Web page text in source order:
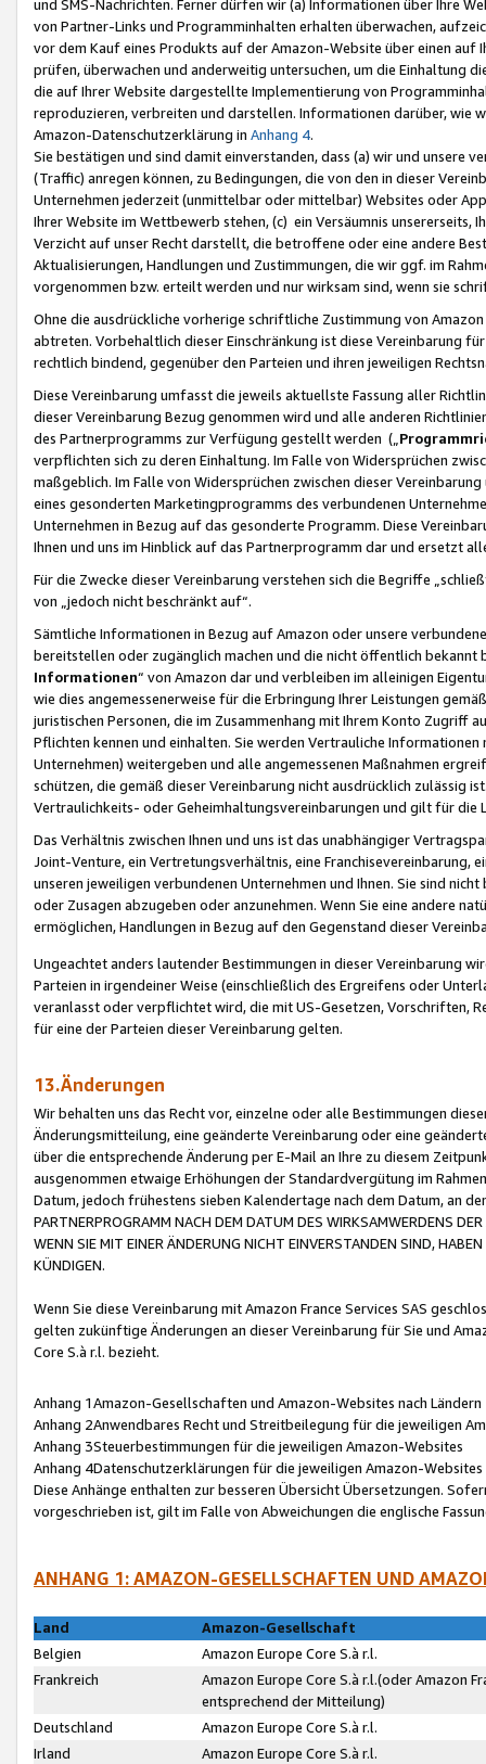
und SMS-Nachrichten. Ferner dürfen wir (a) Informationen über Ihre
von Partner-Links und Programminhalten erhalten überwachen,
vor dem Kauf eines Produkts auf der Amazon-Website über einen
prüfen, überwachen und anderweitig untersuchen, um die Einhaltung
die auf Ihrer Website dargestellte Implementierung von
reproduzieren, verbreiten und darstellen. Informationen darüber, wie
Amazon-Datenschutzerklärung in Anhang 4.
Sie bestätigen und sind damit einverstanden, dass (a) wir und
(Traffic) anregen können, zu Bedingungen, die von den in dieser
Unternehmen jederzeit (unmittelbar oder mittelbar) Websites oder
Ihrer Website im Wettbewerb stehen, (c) ein Versäumnis unsererseits,
Verzicht auf unser Recht darstellt, die betroffene oder eine andere
Aktualisierungen, Handlungen und Zustimmungen, die wir ggf. im
vorgenommen bzw. erteilt werden und nur wirksam sind, wenn sie
Ohne die ausdrückliche vorherige schriftliche Zustimmung von
abtreten. Vorbehaltlich dieser Einschränkung ist diese Vereinbarung
rechtlich bindend, gegenüber den Parteien und ihren jeweiligen
Diese Vereinbarung umfasst die jeweils aktuellste Fassung aller
dieser Vereinbarung Bezug genommen wird und alle anderen
des Partnerprogramms zur Verfügung gestellt werden („
verpflichten sich zu deren Einhaltung. Im Falle von Widersprüchen
maßgeblich. Im Falle von Widersprüchen zwischen dieser
eines gesonderten Marketingprogramms des verbundenen
Unternehmen in Bezug auf das gesonderte Programm. Diese
Ihnen und uns im Hinblick auf das Partnerprogramm dar und ersetzt
Für die Zwecke dieser Vereinbarung verstehen sich die Begriffe
von „jedoch nicht beschränkt auf“.
Sämtliche Informationen in Bezug auf Amazon oder unsere
bereitstellen oder zugänglich machen und die nicht öffentlich
Informationen“ von Amazon dar und verbleiben im alleinigen
wie dies angemessenerweise für die Erbringung Ihrer Leistungen
juristischen Personen, die im Zusammenhang mit Ihrem Konto
Pflichten kennen und einhalten. Sie werden Vertrauliche
Unternehmen) weitergeben und alle angemessenen Maßnahmen
schützen, die gemäß dieser Vereinbarung nicht ausdrücklich zulässig
Vertraulichkeits- oder Geheimhaltungsvereinbarungen und gilt für die
Das Verhältnis zwischen Ihnen und uns ist das unabhängiger
Joint-Venture, ein Vertretungsverhältnis, eine Franchisevereinbarung,
unseren jeweiligen verbundenen Unternehmen und Ihnen. Sie sind
oder Zusagen abzugeben oder anzunehmen. Wenn Sie eine andere
ermöglichen, Handlungen in Bezug auf den Gegenstand dieser
Ungeachtet anders lautender Bestimmungen in dieser Vereinbarung
Parteien in irgendeiner Weise (einschließlich des Ergreifens oder
veranlasst oder verpflichtet wird, die mit US-Gesetzen, Vorschriften,
für eine der Parteien dieser Vereinbarung gelten.
13.Änderungen
Wir behalten uns das Recht vor, einzelne oder alle Bestimmungen
Änderungsmitteilung, eine geänderte Vereinbarung oder eine
über die entsprechende Änderung per E-Mail an Ihre zu diesem
ausgenommen etwaige Erhöhungen der Standardvergütung im
Datum, jedoch frühestens sieben Kalendertage nach dem Datum, an
PARTNERPROGRAMM NACH DEM DATUM DES WIRKSAMWERDENS
WENN SIE MIT EINER ÄNDERUNG NICHT EINVERSTANDEN SIND,
KÜNDIGEN.
Wenn Sie diese Vereinbarung mit Amazon France Services SAS
gelten zukünftige Änderungen an dieser Vereinbarung für Sie und
Core S.à r.l. bezieht.
Anhang 1Amazon-Gesellschaften und Amazon-Websites nach Ländern
Anhang 2Anwendbares Recht und Streitbeilegung für die jeweiligen
Anhang 3Steuerbestimmungen für die jeweiligen Amazon-Websites
Anhang 4Datenschutzerklärungen für die jeweiligen Amazon-Websites
Diese Anhänge enthalten zur besseren Übersicht Übersetzungen.
vorgeschrieben ist, gilt im Falle von Abweichungen die englische
ANHANG 1: AMAZON-GESELLSCHAFTEN UND
Land
Amazon-Gesellschaft
Belgien
Amazon Europe Core S.à r.l.
Frankreich
Amazon Europe Core S.à r.l.(oder Amazon
entsprechend der Mitteilung)
Deutschland
Amazon Europe Core S.à r.l.
Irland
Amazon Europe Core S.à r.l.